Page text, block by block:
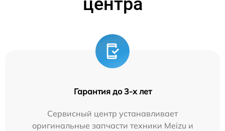
Гарантия до 3-х лет
Сервисный центр устанавливает
оригинальные запчасти техники Meizu и